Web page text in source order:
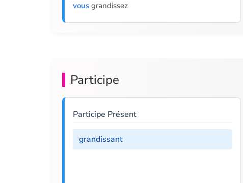
vous grandissez
Participe
Participe Présent
grandissant